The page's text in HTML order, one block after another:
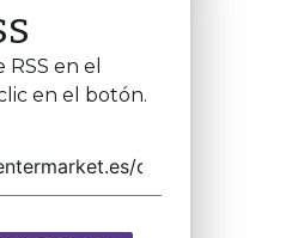
en el
en el botón.